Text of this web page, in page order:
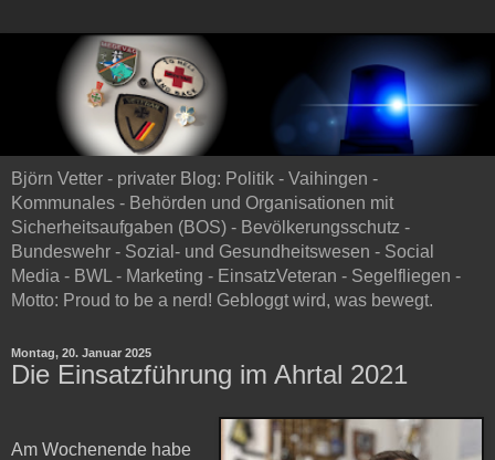
Björn Vetter - privater Blog: Politik - Vaihingen -
Kommunales - Behörden und Organisationen mit
Sicherheitsaufgaben (BOS) - Bevölkerungsschutz -
Bundeswehr - Sozial- und Gesundheitswesen - Social
Media - BWL - Marketing - EinsatzVeteran - Segelfliegen -
Motto: Proud to be a nerd! Gebloggt wird, was bewegt.
Montag, 20. Januar 2025
Die Einsatzführung im Ahrtal 2021
Am Wochenende habe